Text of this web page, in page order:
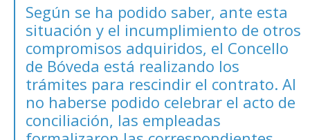
Según se ha podido saber, ante esta
situación y el incumplimiento de otros
compromisos adquiridos, el Concello
de Bóveda está realizando los
trámites para rescindir el contrato. Al
no haberse podido celebrar el acto de
conciliación, las empleadas